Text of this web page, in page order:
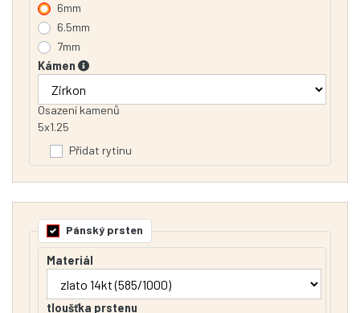
6mm
6.5mm
7mm
Kámen
Osazení kamenů
5x1.25
Přidat rytinu
Pánský prsten
Materiál
tloušťka prstenu